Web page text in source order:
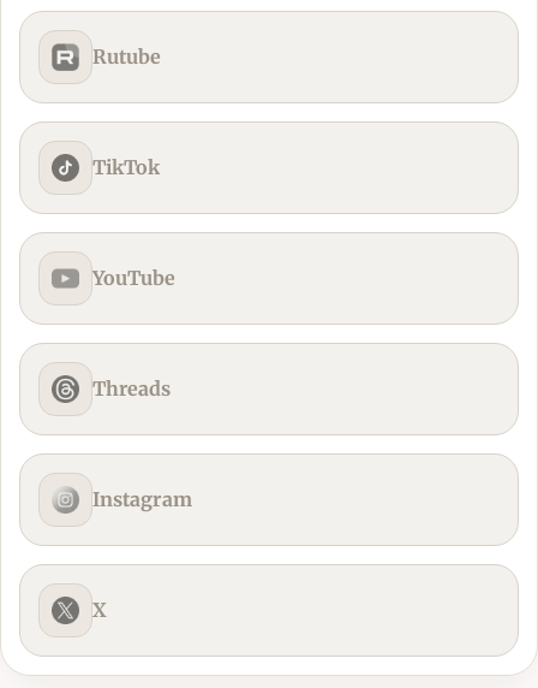
Rutube
TikTok
YouTube
Threads
Instagram
X